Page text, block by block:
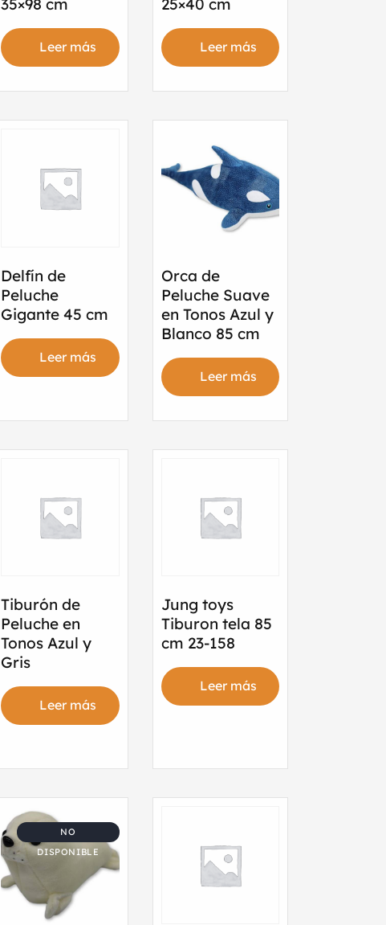
35×98 cm
Leer más
25×40 cm
Leer más
Delfín de
Peluche
Gigante 45 cm
Leer más
Orca de
Peluche Suave
en Tonos Azul y
Blanco 85 cm
Leer más
Tiburón de
Peluche en
Tonos Azul y
Gris
Leer más
Jung toys
Tiburon tela 85
cm 23-158
Leer más
NO
DISPONIBLE